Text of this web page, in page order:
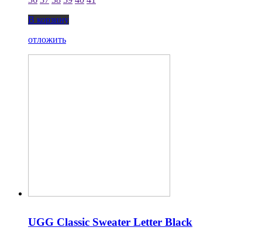
В корзину
отложить
UGG Classic Sweater Letter Black